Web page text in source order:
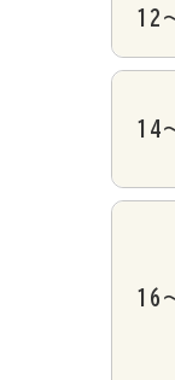
12
14
16